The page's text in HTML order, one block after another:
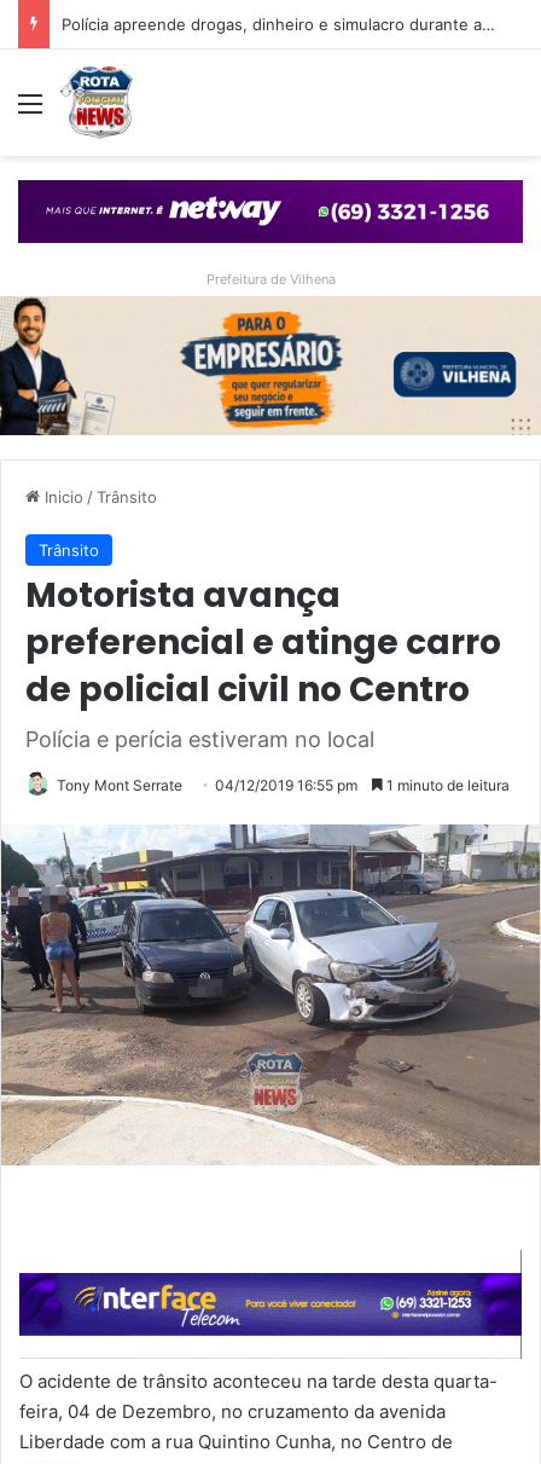
Polícia apreende drogas, dinheiro e simulacro durante ação no bairro Alto Alegre, em Vilhena
Menu
Prefeitura de Vilhena
Inicio /Trânsito
Trânsito
Motorista avança
preferencial e atinge carro
de policial civil no Centro
Polícia e perícia estiveram no local
Tony Mont Serrate 04/12/2019 16:55 pm 1 minuto de leitura
O acidente de trânsito aconteceu na tarde desta quarta-
feira, 04 de Dezembro, no cruzamento da avenida
Liberdade com a rua Quintino Cunha, no Centro de